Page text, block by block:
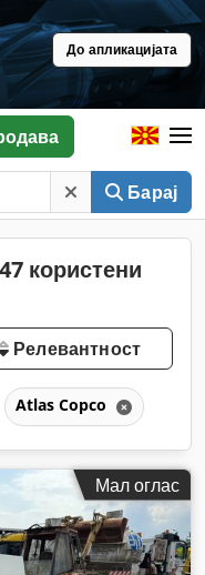
До апликацијата
Барај
користени
Релевантност
Atlas Copco
Мал оглас